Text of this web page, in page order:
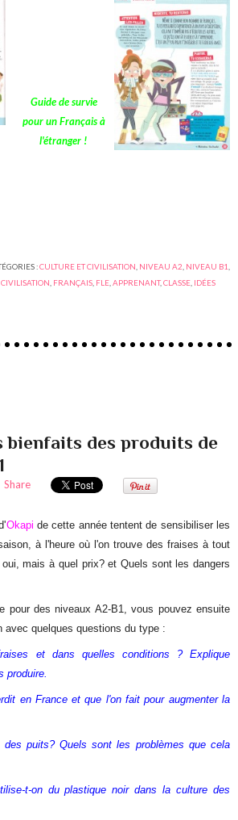
Guide de survie
pour un Français à
l'étranger !
:CULTURE ET CIVILISATION NIVEAU A2 NIVEAU B1
,CIVILISATION FRANÇAIS FLE ,APPRENANT,CLASSE IDÉES
bienfaits des produits de
Share
Okapi de cette année tentent de sensibiliser les
à l'heure où l'on trouve des fraises à tout
mais à quel prix? et Quels sont les dangers
pour des niveaux A2-B1, vous pouvez ensuite
avec quelques questions du type :
et dans quelles conditions ? Explique
produire.
en France et que l'on fait pour augmenter la
des puits? Quels sont les problèmes que cela
t-on du plastique noir dans la culture des